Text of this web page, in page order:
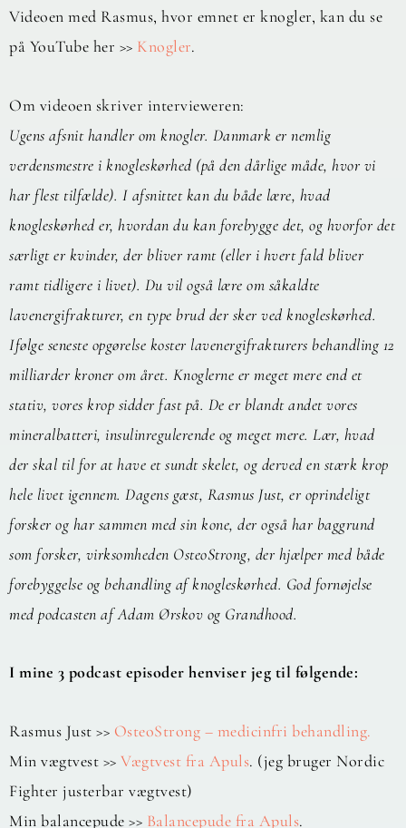
Videoen med Rasmus, hvor emnet er knogler, kan du se
på YouTube her >> Knogler.
Om videoen skriver intervieweren:
Ugens afsnit handler om knogler. Danmark er nemlig
verdensmestre i knogleskørhed (på den dårlige måde, hvor vi
har flest tilfælde). I afsnittet kan du både lære, hvad
knogleskørhed er, hvordan du kan forebygge det, og hvorfor det
særligt er kvinder, der bliver ramt (eller i hvert fald bliver
ramt tidligere i livet). Du vil også lære om såkaldte
lavenergifrakturer, en type brud der sker ved knogleskørhed.
Ifølge seneste opgørelse koster lavenergifrakturers behandling 12
milliarder kroner om året. Knoglerne er meget mere end et
stativ, vores krop sidder fast på. De er blandt andet vores
mineralbatteri, insulinregulerende og meget mere. Lær, hvad
der skal til for at have et sundt skelet, og derved en stærk krop
hele livet igennem. Dagens gæst, Rasmus Just, er oprindeligt
forsker og har sammen med sin kone, der også har baggrund
som forsker, virksomheden OsteoStrong, der hjælper med både
forebyggelse og behandling af knogleskørhed. God fornøjelse
med podcasten af Adam Ørskov og Grandhood.
I mine 3 podcast episoder henviser jeg til følgende:
Rasmus Just >> OsteoStrong – medicinfri behandling.
Min vægtvest >> Vægtvest fra Apuls. (jeg bruger Nordic
Fighter justerbar vægtvest)
Min balancepude >> Balancepude fra Apuls.